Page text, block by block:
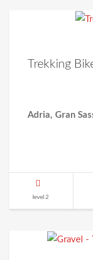
Trekking
Adria, Gran
level 2